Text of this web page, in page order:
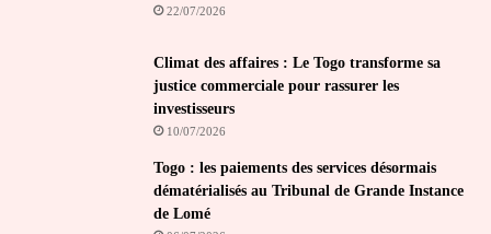
22/07/2026
Climat des affaires : Le Togo transforme sa
justice commerciale pour rassurer les
investisseurs
10/07/2026
Togo : les paiements des services désormais
dématérialisés au Tribunal de Grande Instance
de Lomé